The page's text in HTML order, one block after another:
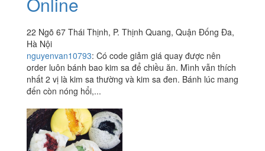
3.6 Yummi Yummi -
Dimsum & Bánh Bao Bán
Online
22 Ngõ 67 Thái Thịnh, P. Thịnh Quang, Quận Đống Đa,
Hà Nội
nguyenvan10793:Có code giảm giá quay được nên
order luôn bánh bao kim sa để chiều ăn. Mình vẫn thích
nhất 2 vị là kim sa thường và kim sa đen. Bánh lúc mang
đến còn nóng hổi,...